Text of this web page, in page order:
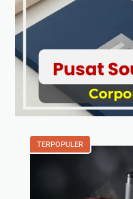
TERPOPULER